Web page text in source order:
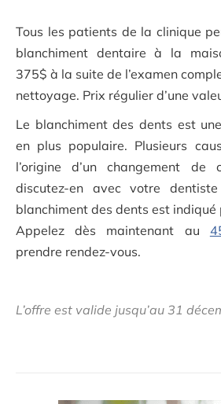
Tous les patients de la clinique
blanchiment dentaire à la
375$ à la suite de l’examen
nettoyage. Prix régulier d’une
Le blanchiment des dents est
en plus populaire. Plusieurs
l’origine d’un changement de
discutez-en avec votre
blanchiment des dents est indiqué
Appelez dès maintenant au
prendre rendez-vous.
L’offre est valide jusqu’au 31